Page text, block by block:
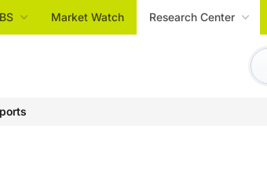
Market Watch Research Center